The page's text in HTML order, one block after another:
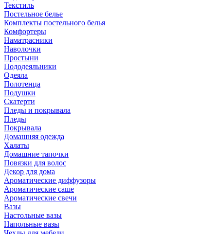
Текстиль
Постельное белье
Комплекты постельного белья
Комфортеры
Наматрасники
Наволочки
Простыни
Пододеяльники
Одеяла
Полотенца
Подушки
Скатерти
Пледы и покрывала
Пледы
Покрывала
Домашняя одежда
Халаты
Домашние тапочки
Повязки для волос
Декор для дома
Ароматические диффузоры
Ароматические саше
Ароматические свечи
Вазы
Настольные вазы
Напольные вазы